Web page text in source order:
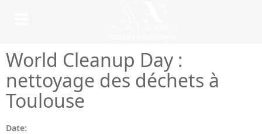
World Cleanup Day :
nettoyage des déchets à
Toulouse
Date: